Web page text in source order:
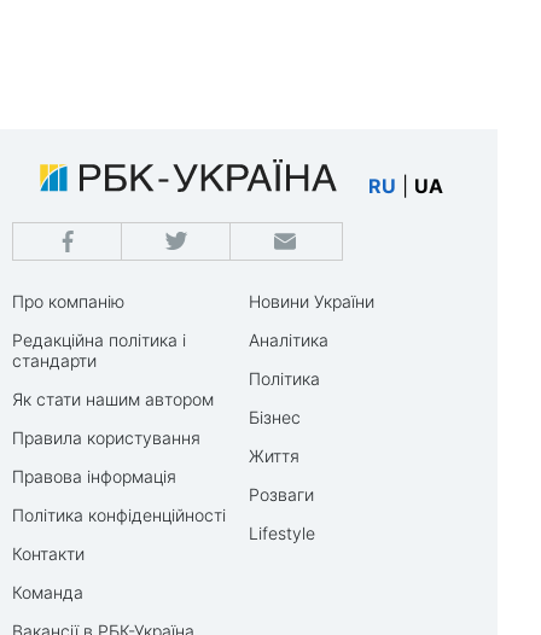
RU UA
Про компанію
Редакційна політика і
стандарти
Як стати нашим автором
Правила користування
Правова інформація
Політика конфіденційності
Контакти
Команда
Новини України
Аналітика
Політика
Бізнес
Життя
Розваги
Lifestyle